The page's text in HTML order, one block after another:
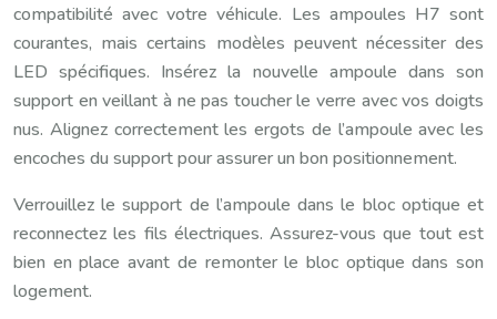
compatibilité avec votre véhicule. Les ampoules H7 sont
courantes, mais certains modèles peuvent nécessiter des
LED spécifiques. Insérez la nouvelle ampoule dans son
support en veillant à ne pas toucher le verre avec vos doigts
nus. Alignez correctement les ergots de l’ampoule avec les
encoches du support pour assurer un bon positionnement.
Verrouillez le support de l’ampoule dans le bloc optique et
reconnectez les fils électriques. Assurez-vous que tout est
bien en place avant de remonter le bloc optique dans son
logement.